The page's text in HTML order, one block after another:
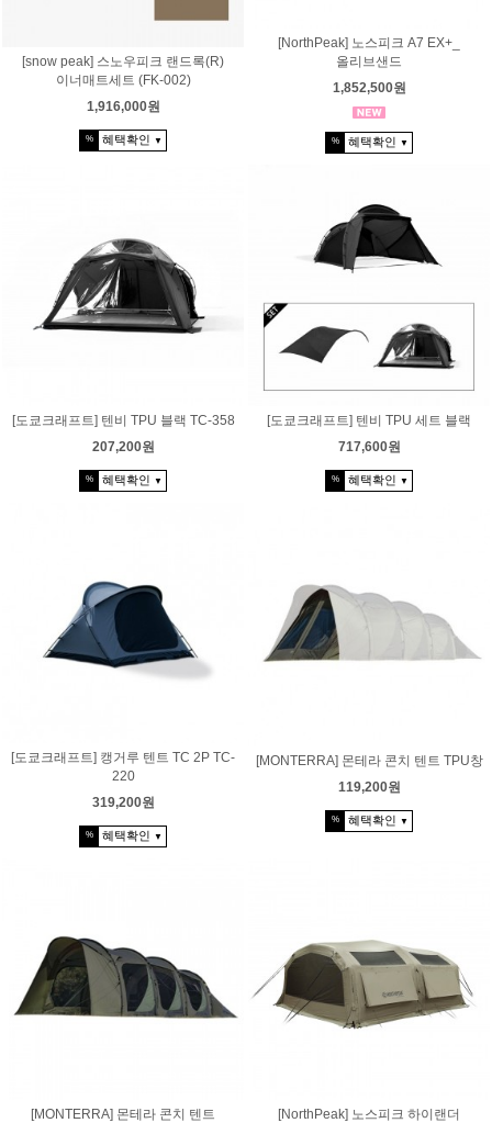
[snow peak] 스노우피크 랜드록(R)
이너매트세트 (FK-002)
1,916,000원
% 혜택확인 ▼
[NorthPeak] 노스피크 A7 EX+_
올리브샌드
1,852,500원
% 혜택확인 ▼
[도쿄크래프트] 텐비 TPU 블랙 TC-358
207,200원
% 혜택확인 ▼
[도쿄크래프트] 텐비 TPU 세트 블랙
717,600원
% 혜택확인 ▼
[도쿄크래프트] 캥거루 텐트 TC 2P TC-
220
319,200원
% 혜택확인 ▼
[MONTERRA] 몬테라 콘치 텐트 TPU창
119,200원
% 혜택확인 ▼
[MONTERRA] 몬테라 콘치 텐트
[NorthPeak] 노스피크 하이랜더